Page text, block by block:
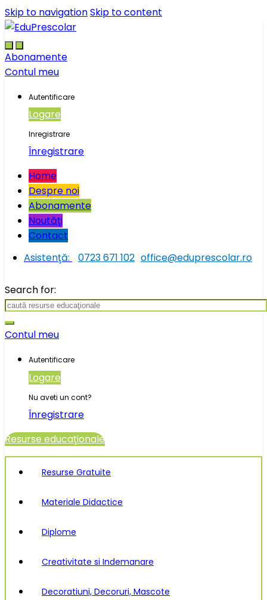
Skip to navigationSkip to content
Abonamente
Contul meu
Autentificare
Logare
Inregistrare
Înregistrare
Home
Despre noi
Abonamente
Noutăţi
Contact
Asistenţă:
0723 671 102 office@eduprescolar.ro
Search for:
Contul meu
Autentificare
Logare
Nu aveti un cont?
Înregistrare
Resurse educaţionale
Resurse Gratuite
Materiale Didactice
Diplome
Creativitate si Indemanare
Decoratiuni, Decoruri, Mascote